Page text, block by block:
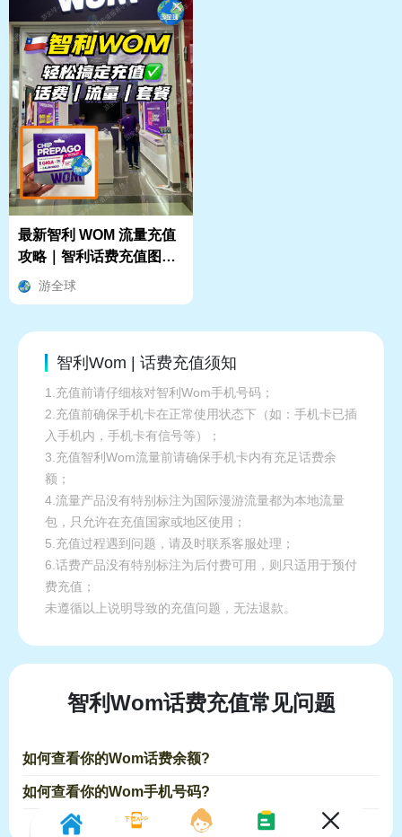
最新智利 WOM 流量充值
攻略｜智利话费充值图文
教程，秒到账不踩坑
游全球
智利Wom | 话费充值须知
1.充值前请仔细核对智利Wom手机号码；
2.充值前确保手机卡在正常使用状态下（如：手机卡已插
入手机内，手机卡有信号等）；
3.充值智利Wom流量前请确保手机卡内有充足话费余
额；
4.流量产品没有特别标注为国际漫游流量都为本地流量
包，只允许在充值国家或地区使用；
5.充值过程遇到问题，请及时联系客服处理；
6.话费产品没有特别标注为后付费可用，则只适用于预付
费充值；
未遵循以上说明导致的充值问题，无法退款。
智利Wom话费充值常见问题
如何查看你的Wom话费余额?
如何查看你的Wom手机号码?